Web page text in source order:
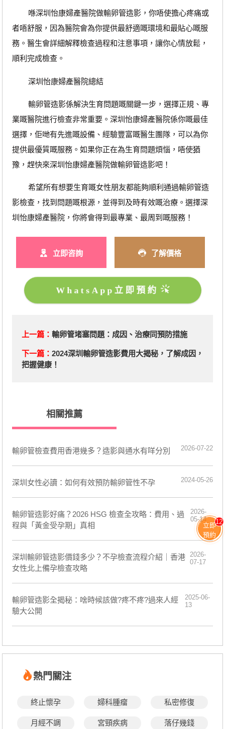
喺深圳怡康婦產醫院做輸卵管造影，你唔使擔心疼痛或
者唔舒服，因為醫院會為你提供最舒適嘅環境和最貼心嘅服
務。醫生會詳細解釋檢查過程和注意事項，讓你心情放鬆，
順利完成檢查。
深圳怡康婦產醫院總結
輸卵管造影係解決生育問題嘅關鍵一步，選擇正規、專
業嘅醫院進行檢查非常重要。深圳怡康婦產醫院係你嘅最佳
選擇，佢哋有先進嘅設備、經驗豐富嘅醫生團隊，可以為你
提供最優質嘅服務。如果你正在為生育問題煩惱，唔使猶
豫，趕快來深圳怡康婦產醫院做輸卵管造影吧！
希望所有想要生育嘅女性朋友都能夠順利通過輸卵管造
影檢查，找到問題嘅根源，並得到及時有效嘅治療。選擇深
圳怡康婦產醫院，你將會得到最專業、最周到嘅服務！
立即咨詢 了解價格
WhatsApp立即預約
上一篇： 輸卵管堵塞問題：成因、治療同預防措施
下一篇： ​2024深圳輸卵管造影費用大揭秘，了解成因，
把握健康！
相關推薦
輸卵管檢查費用香港幾多？造影與通水有咩分別 2026-07-22
深圳女性必讀：如何有效預防輸卵管性不孕 2024-05-26
輸卵管造影好痛？2026 HSG 檢查全攻略：費用、過
程與「黃金受孕期」真相
2026-
05-14
深圳輸卵管造影價錢多少？不孕檢查流程介紹｜香港
女性北上備孕檢查攻略
2026-
07-17
輸卵管造影全揭秘：啥時候該做?疼不疼?過來人經
驗大公開
2025-06-
13
熱門關注
終止懷孕 婦科腫瘤 私密修復
月經不調 宮頸疾病 落仔幾錢
立即
預約
12